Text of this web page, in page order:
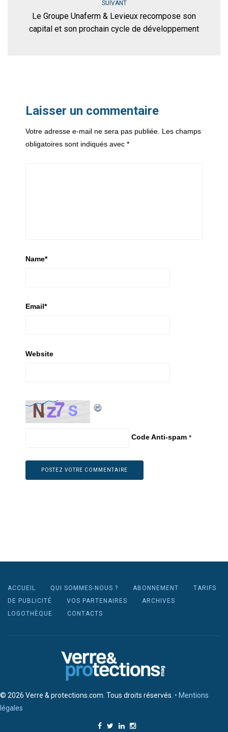
SUIVANT
Le Groupe Unaferm & Levieux recompose son
capital et son prochain cycle de développement
Laisser un commentaire
Votre adresse e-mail ne sera pas publiée. Les champs
obligatoires sont indiqués avec *
Name*
Email*
Website
Code Anti-spam *
ACCUEIL QUI SOMMES-NOUS ? ABONNEMENT
TARIFS
DE PUBLICITÉ
VOS PARTENAIRES
ARCHIVES
LOGOTHÈQUE
CONTACTS
© 2026 Verre & protections.com. Tous droits réservés. • Mentions
légales